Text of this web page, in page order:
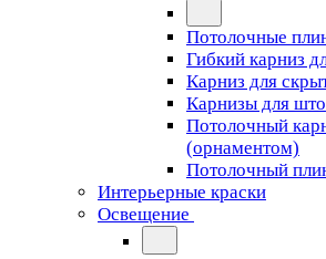
Потолочные
Гибкий карниз
Карниз для
Карнизы для
Потолочный
(орнаментом)
Потолочный
Интерьерные краски
Освещение